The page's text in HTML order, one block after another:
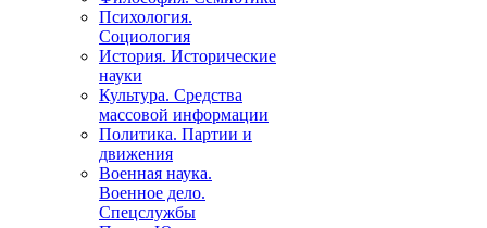
Психология.
Социология
История. Исторические
науки
Культура. Средства
массовой информации
Политика. Партии и
движения
Военная наука.
Военное дело.
Спецслужбы